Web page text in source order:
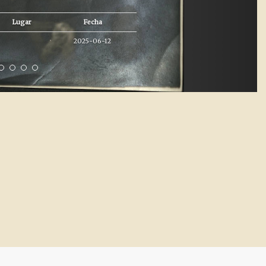
Lugar Fecha
2025-06-12